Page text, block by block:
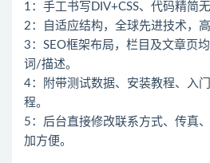
1：手工书写DIV+CSS、代码精简无
2：自适应结构，全球先进技术，高
3：SEO框架布局，栏目及文章页
词/描述。
4：附带测试数据、安装教程、入
程。
5：后台直接修改联系方式、传真
加方便。